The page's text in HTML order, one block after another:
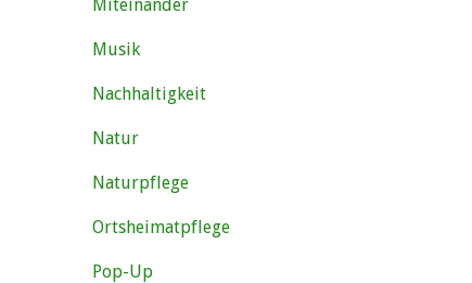
Miteinander
Musik
Nachhaltigkeit
Natur
Naturpflege
Ortsheimatpflege
Pop-Up